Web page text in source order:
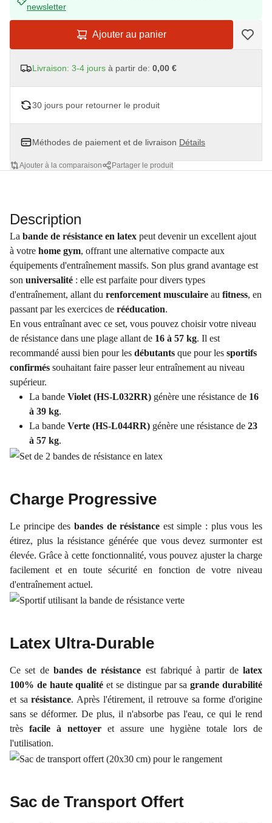
newsletter
Ajouter au panier
Livraison: 3-4 jours à partir de: 0,00 €
30 jours pour retourner le produit
Méthodes de paiement et de livraison Détails
Ajouter à la comparaison Partager le produit
Description
La bande de résistance en latex peut devenir un excellent ajout
à votre home gym, offrant une alternative compacte aux
équipements d'entraînement massifs. Son plus grand avantage est
son universalité : elle est parfaite pour divers types
d'entraînement, allant du renforcement musculaire au fitness, en
passant par les exercices de rééducation.
En vous entraînant avec ce set, vous pouvez choisir votre niveau
de résistance dans une plage allant de 16 à 57 kg. Il est
recommandé aussi bien pour les débutants que pour les sportifs
confirmés souhaitant faire passer leur entraînement au niveau
supérieur.
La bande Violet (HS-L032RR) génère une résistance de 16
à 39 kg.
La bande Verte (HS-L044RR) génère une résistance de 23
à 57 kg.
Charge Progressive
Le principe des bandes de résistance est simple : plus vous les
étirez, plus la résistance générée que vous devez surmonter est
élevée. Grâce à cette fonctionnalité, vous pouvez ajuster la charge
facilement et en toute sécurité en fonction de votre niveau
d'entraînement actuel.
Latex Ultra-Durable
Ce set de bandes de résistance est fabriqué à partir delatex
100% de haute qualité et se distingue par sagrande durabilité
et sarésistance. Après l'étirement, il retrouve sa forme d'origine
sans se déformer. De plus, il n'absorbe pas l'eau, ce qui le rend
très facile à nettoyer et assure une hygiène totale lors de
l'utilisation.
Sac de Transport Offert